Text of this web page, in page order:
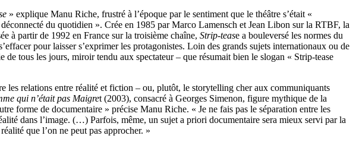
» explique Manu Riche, frustré à l’époque par le sentiment que le théâtre s’était «
du quotidien ». Crée en 1985 par Marco Lamensch et Jean Libon sur la RTBF, la
à partir de 1992 en France sur la troisième chaîne, Strip-tease a bouleversé les normes du
pour laisser s’exprimer les protagonistes. Loin des grands sujets internationaux ou de
de tous les jours, miroir tendu aux spectateur – que résumait bien le slogan « Strip-tease
les relations entre réalité et fiction – ou, plutôt, le storytelling cher aux communiquants
qui n’était pas Maigret (2003), consacré à Georges Simenon, figure mythique de la
forme de documentaire » précise Manu Riche. « Je ne fais pas le séparation entre les
dans l’image. (…) Parfois, même, un sujet a priori documentaire sera mieux servi par la
que l’on ne peut pas approcher. »